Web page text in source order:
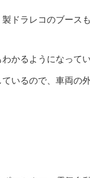
ドラレコのブース
かるようになってい
いるので、車両の